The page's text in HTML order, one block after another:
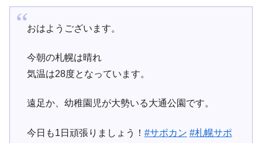
おはようございます。
今朝の札幌は晴れ
気温は28度となっています。
遠足か、幼稚園児が大勢いる大通公園です。
今日も1日頑張りましょう！ #サポカン #札幌サポ